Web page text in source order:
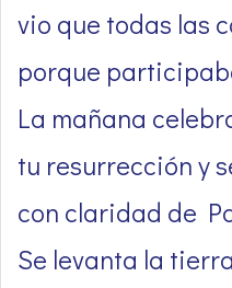
vio que todas las
porque
La mañana
tu resurrección y
con claridad de
Se levanta la tierra